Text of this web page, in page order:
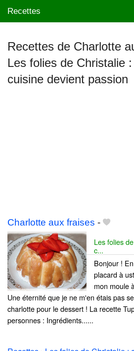
Recettes
Mes blogs préférés
Recettes de Charlotte
Les folies de Christalie
cuisine devient passion
Charlotte aux fraises -
Les folies
c...
Bonjour !
placard à
mon moule
Une éternité que je ne m'en étais pas
charlotte pour le dessert ! La recette
personnes : Ingrédients......